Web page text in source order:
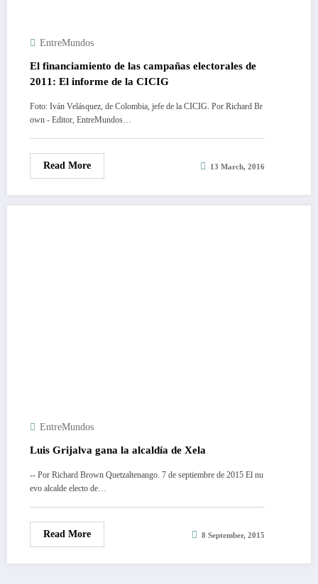
EntreMundos
El financiamiento de las campañas electorales de
2011: El informe de la CICIG
Foto: Iván Velásquez, de Colombia, jefe de la CICIG. Por Richard Br
own - Editor, EntreMundos…
Read More 13 March, 2016
EntreMundos
Luis Grijalva gana la alcaldía de Xela
-- Por Richard Brown Quetzaltenango. 7 de septiembre de 2015 El nu
evo alcalde electo de…
Read More 8 September, 2015